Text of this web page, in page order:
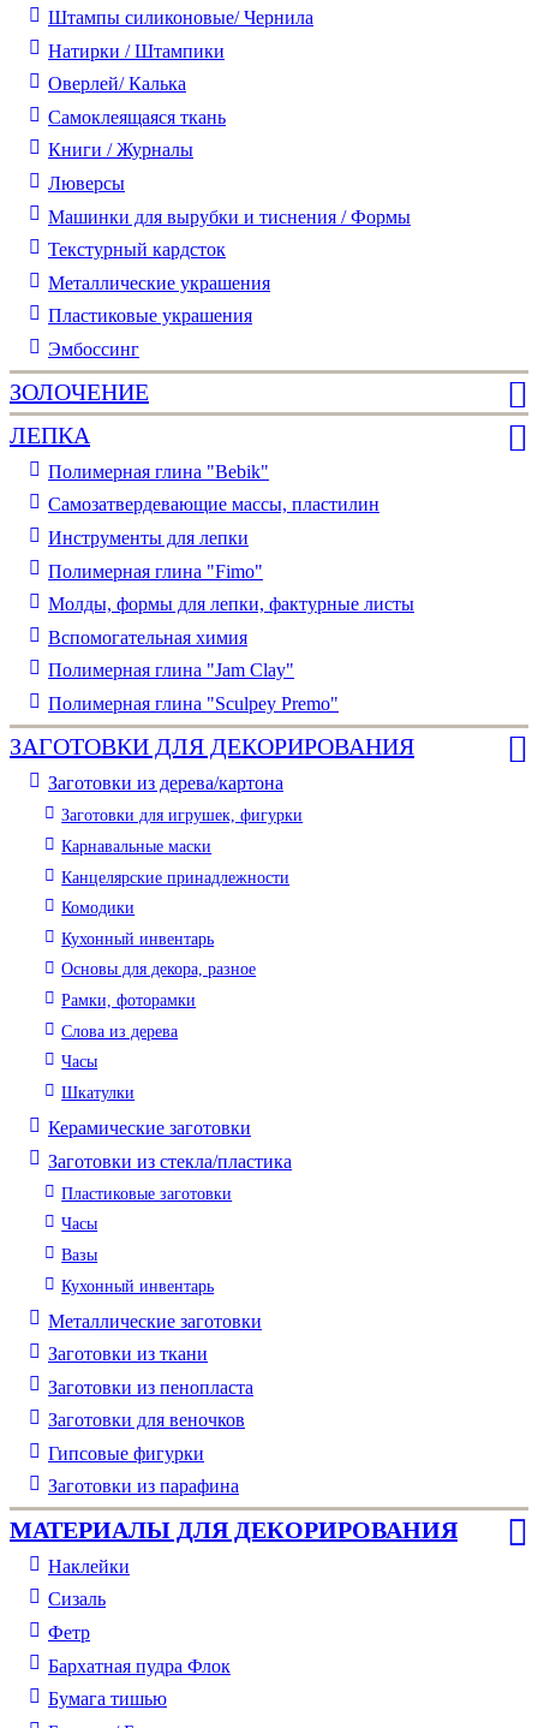
Штампы силиконовые/ Чернила
Натирки / Штампики
Оверлей/ Калька
Самоклеящаяся ткань
Книги / Журналы
Люверсы
Машинки для вырубки и тиснения / Формы
Текстурный кардсток
Металлические украшения
Пластиковые украшения
Эмбоссинг
ЗОЛОЧЕНИЕ
ЛЕПКА
Полимерная глина "Bebik"
Самозатвердевающие массы, пластилин
Инструменты для лепки
Полимерная глина "Fimo"
Молды, формы для лепки, фактурные листы
Вспомогательная химия
Полимерная глина "Jam Clay"
Полимерная глина "Sculpey Premo"
ЗАГОТОВКИ ДЛЯ ДЕКОРИРОВАНИЯ
Заготовки из дерева/картона
Заготовки для игрушек, фигурки
Карнавальные маски
Канцелярские принадлежности
Комодики
Кухонный инвентарь
Основы для декора, разное
Рамки, фоторамки
Слова из дерева
Часы
Шкатулки
Керамические заготовки
Заготовки из стекла/пластика
Пластиковые заготовки
Часы
Вазы
Кухонный инвентарь
Металлические заготовки
Заготовки из ткани
Заготовки из пенопласта
Заготовки для веночков
Гипсовые фигурки
Заготовки из парафина
МАТЕРИАЛЫ ДЛЯ ДЕКОРИРОВАНИЯ
Наклейки
Сизаль
Фетр
Бархатная пудра Флок
Бумага тишью